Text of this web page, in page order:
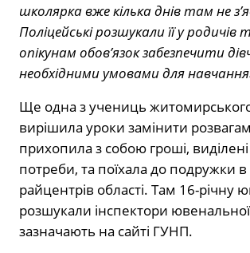
школярка вже кілька днів там не
Поліцейські розшукали її у родичів
опікунам обов’язок забезпечити
необхідними умовами для
Ще одна з учениць
вирішила уроки замінити
прихопила з собою гроші,
потреби, та поїхала до подружки в
райцентрів області. Там 16-річну
розшукали інспектори ювенальної
зазначають на сайті ГУНП.